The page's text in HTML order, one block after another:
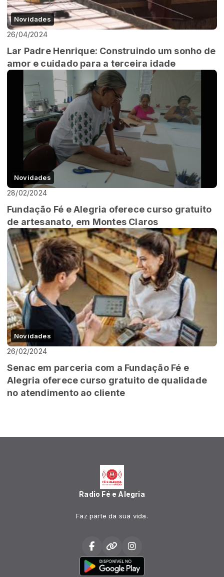
Novidades
26/04/2024
Lar Padre Henrique: Construindo um sonho de
amor e cuidado para a terceira idade
Novidades
28/02/2024
Fundação Fé e Alegria oferece curso gratuito
de artesanato, em Montes Claros
Novidades
26/02/2024
Senac em parceria com a Fundação Fé e
Alegria oferece curso gratuito de qualidade
no atendimento ao cliente
Radio Fé e Alegria
Faz parte da sua vida.